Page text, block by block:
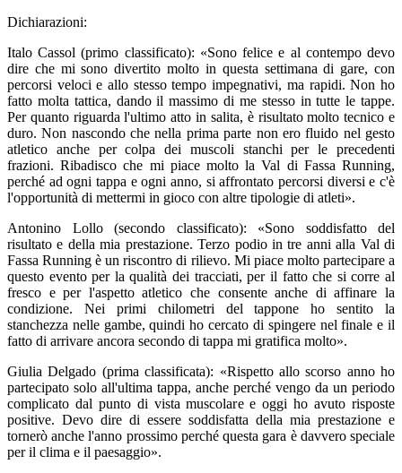
Dichiarazioni:
Italo Cassol (primo classificato): «Sono felice e al contempo devo
dire che mi sono divertito molto in questa settimana di gare, con
percorsi veloci e allo stesso tempo impegnativi, ma rapidi. Non ho
fatto molta tattica, dando il massimo di me stesso in tutte le tappe.
Per quanto riguarda l'ultimo atto in salita, è risultato molto tecnico e
duro. Non nascondo che nella prima parte non ero fluido nel gesto
atletico anche per colpa dei muscoli stanchi per le precedenti
frazioni. Ribadisco che mi piace molto la Val di Fassa Running,
perché ad ogni tappa e ogni anno, si affrontato percorsi diversi e c'è
l'opportunità di mettermi in gioco con altre tipologie di atleti».
Antonino Lollo (secondo classificato): «Sono soddisfatto del
risultato e della mia prestazione. Terzo podio in tre anni alla Val di
Fassa Running è un riscontro di rilievo. Mi piace molto partecipare a
questo evento per la qualità dei tracciati, per il fatto che si corre al
fresco e per l'aspetto atletico che consente anche di affinare la
condizione. Nei primi chilometri del tappone ho sentito la
stanchezza nelle gambe, quindi ho cercato di spingere nel finale e il
fatto di arrivare ancora secondo di tappa mi gratifica molto».
Giulia Delgado (prima classificata): «Rispetto allo scorso anno ho
partecipato solo all'ultima tappa, anche perché vengo da un periodo
complicato dal punto di vista muscolare e oggi ho avuto risposte
positive. Devo dire di essere soddisfatta della mia prestazione e
tornerò anche l'anno prossimo perché questa gara è davvero speciale
per il clima e il paesaggio».